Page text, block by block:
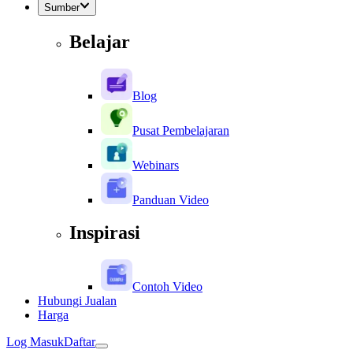
Sumber
Belajar
Blog
Pusat Pembelajaran
Webinars
Panduan Video
Inspirasi
Contoh Video
Hubungi Jualan
Harga
Log MasukDaftar